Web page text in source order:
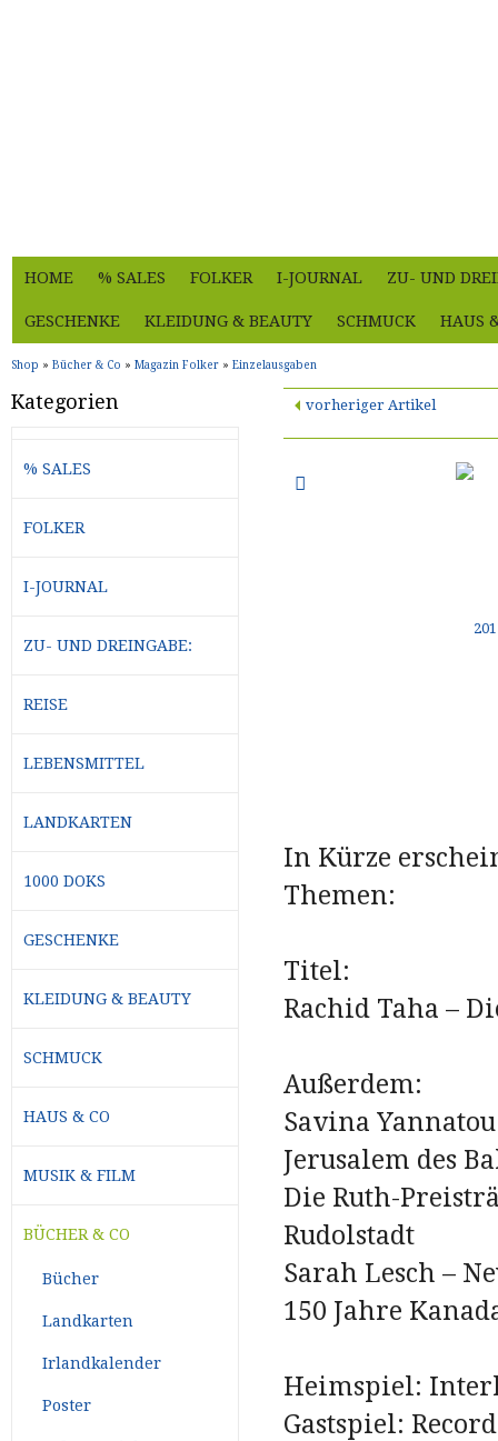
HOME % SALES FOLKER I-JOURNAL ZU- UND
GESCHENKE KLEIDUNG & BEAUTY SCHMUCK HAUS
Shop » Bücher & Co » Magazin Folker » Einzelausgaben
vorheriger Artikel
In Kürze
Themen:
Titel:
Rachid Taha –
Außerdem:
Savina
Jerusalem des
Die Ruth-
Rudolstadt
Sarah Lesch –
150 Jahre
Heimspiel:
Gastspiel:
Kategorien
% SALES
FOLKER
I-JOURNAL
ZU- UND DREINGABE:
REISE
LEBENSMITTEL
LANDKARTEN
1000 DOKS
GESCHENKE
KLEIDUNG & BEAUTY
SCHMUCK
HAUS & CO
MUSIK & FILM
BÜCHER & CO
Bücher
Landkarten
Irlandkalender
Poster